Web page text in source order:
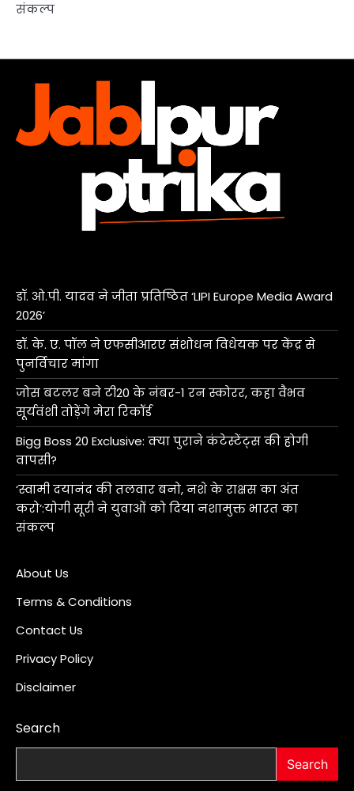
संकल्प
डॉ. ओ.पी. यादव ने जीता प्रतिष्ठित ‘LIPI Europe Media Award
2026’
डॉ. के. ए. पॉल ने एफसीआरए संशोधन विधेयक पर केंद्र से
पुनर्विचार मांगा
जोस बटलर बने टी20 के नंबर-1 रन स्कोरर, कहा वैभव
सूर्यवंशी तोड़ेंगे मेरा रिकॉर्ड
Bigg Boss 20 Exclusive: क्या पुराने कंटेस्टेंट्स की होगी
वापसी?
‘स्वामी दयानंद की तलवार बनो, नशे के राक्षस का अंत
करो’:योगी सूरी ने युवाओं को दिया नशामुक्त भारत का
संकल्प
About Us
Terms & Conditions
Contact Us
Privacy Policy
Disclaimer
Search
Search